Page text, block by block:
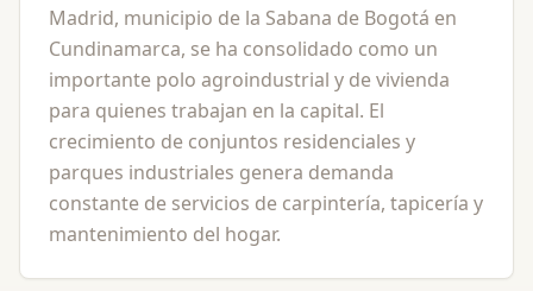
Madrid, municipio de la Sabana de Bogotá en
Cundinamarca, se ha consolidado como un
importante polo agroindustrial y de vivienda
para quienes trabajan en la capital. El
crecimiento de conjuntos residenciales y
parques industriales genera demanda
constante de servicios de carpintería, tapicería y
mantenimiento del hogar.